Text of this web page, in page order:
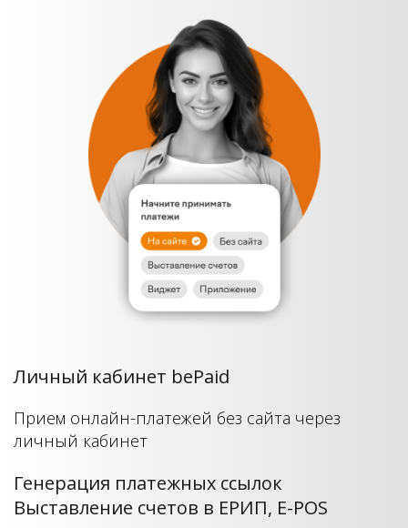
Личный кабинет bePaid
Прием онлайн-платежей без сайта через
личный кабинет
Генерация платежных ссылок
Выставление счетов в ЕРИП, E-POS